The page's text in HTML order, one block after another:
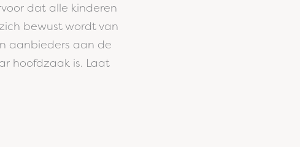
dat alle kinderen
bewust wordt van
aanbieders aan de
hoofdzaak is. Laat